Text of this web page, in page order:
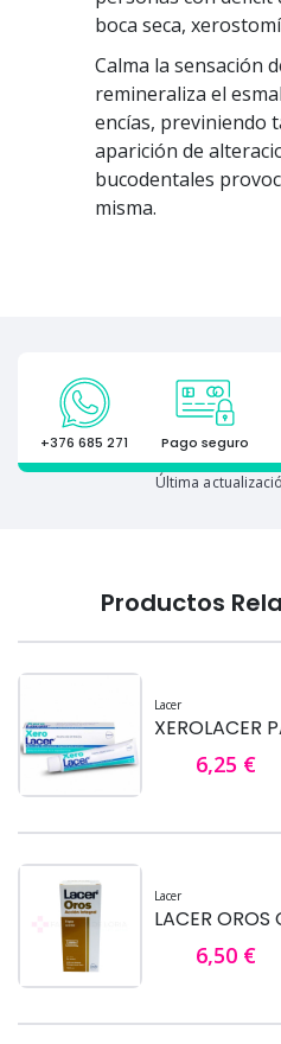
boca seca,
Calma la sensación
remineraliza el
encías, previniendo
aparición de
bucodentales
misma.
+376 685 271 Pago seguro
Última
Productos
Lacer
XEROLACER
6,25 €
Lacer
LACER
6,50 €